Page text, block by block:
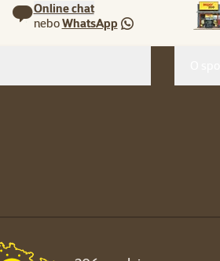
Online chat
neboWhatsApp